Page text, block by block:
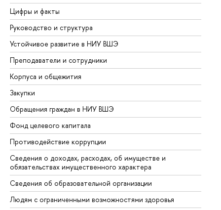
Цифры и факты
Руководство и структура
Устойчивое развитие в НИУ ВШЭ
Преподаватели и сотрудники
Корпуса и общежития
Закупки
Обращения граждан в НИУ ВШЭ
Фонд целевого капитала
Противодействие коррупции
Сведения о доходах, расходах, об имуществе и
обязательствах имущественного характера
Сведения об образовательной организации
Людям с ограниченными возможностями здоровья